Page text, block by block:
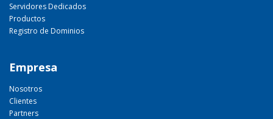
Servidores Dedicados
Productos
Registro de Dominios
Empresa
Nosotros
Clientes
Partners